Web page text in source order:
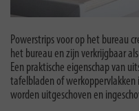
Powerstrips voor op het bureau
het bureau en zijn verkrijgbaar
Een praktische eigenschap van
tafelbladen of werkoppervlakken
worden uitgeschoven en